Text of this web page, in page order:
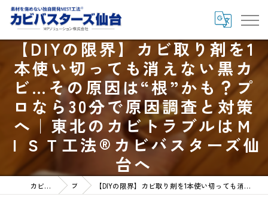
【DIYの限界】カビ取り剤を1
本使い切っても消えない黒カ
ビ…その原因は“根”かも？プ
ロなら30分で原因調査と対策
へ｜東北のカビトラブルはＭ
ＩＳＴ工法®カビバスターズ仙
台へ
カビバスターズ仙台HOME ブログ 【DIYの限界】カビ取り剤を1本使い切っても消えない黒カビ…その原因は“根”かも？プロなら30分で原因調査と対策へ｜東北のカビトラブルはＭＩＳＴ工法®カビバスターズ仙台へ